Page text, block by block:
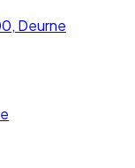
Deurne